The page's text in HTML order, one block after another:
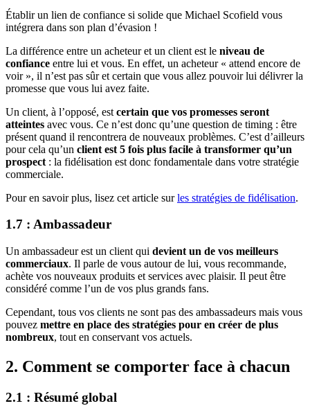
Établir un lien de confiance si solide que Michael Scofield vous
intégrera dans son plan d’évasion !
La différence entre un acheteur et un client est le niveau de
confiance entre lui et vous. En effet, un acheteur « attend encore de
voir », il n’est pas sûr et certain que vous allez pouvoir lui délivrer la
promesse que vous lui avez faite.
Un client, à l’opposé, est certain que vos promesses seront
atteintes avec vous. Ce n’est donc qu’une question de timing : être
présent quand il rencontrera de nouveaux problèmes. C’est d’ailleurs
pour cela qu’un client est 5 fois plus facile à transformer qu’un
prospect : la fidélisation est donc fondamentale dans votre stratégie
commerciale.
Pour en savoir plus, lisez cet article surles stratégies de fidélisation.
1.7 : Ambassadeur
Un ambassadeur est un client qui devient un de vos meilleurs
commerciaux. Il parle de vous autour de lui, vous recommande,
achète vos nouveaux produits et services avec plaisir. Il peut être
considéré comme l’un de vos plus grands fans.
Cependant, tous vos clients ne sont pas des ambassadeurs mais vous
pouvez mettre en place des stratégies pour en créer de plus
nombreux, tout en conservant vos actuels.
2. Comment se comporter face à chacun
2.1 : Résumé global